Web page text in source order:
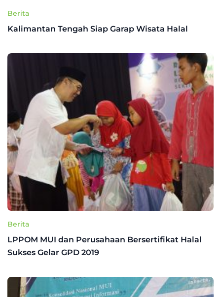
Berita
Kalimantan Tengah Siap Garap Wisata Halal
Berita
LPPOM MUI dan Perusahaan Bersertifikat Halal
Sukses Gelar GPD 2019